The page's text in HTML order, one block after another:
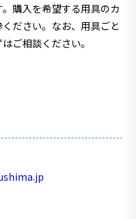
購入を希望する用具のカ
ださい。なお、用具ごと
ご相談ください。